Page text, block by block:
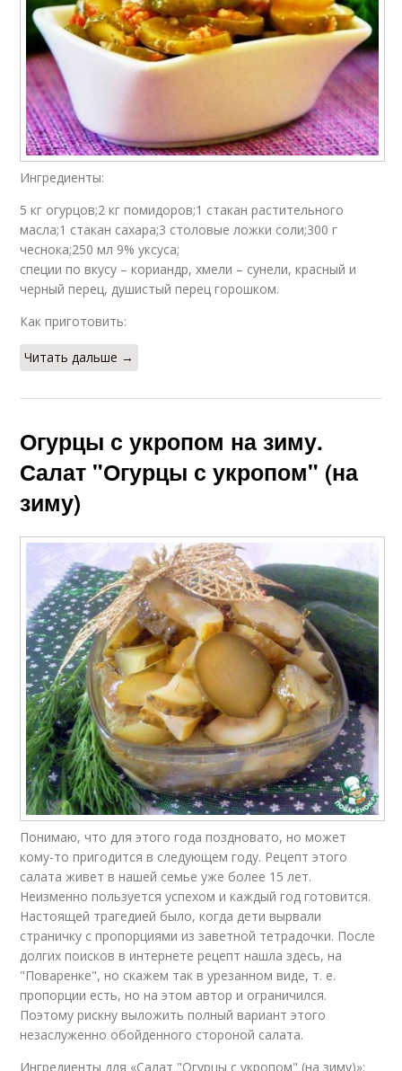
Ингредиенты:
5 кг огурцов;2 кг помидоров;1 стакан растительного
масла;1 стакан сахара;3 столовые ложки соли;300 г
чеснока;250 мл 9% уксуса;
специи по вкусу – кориандр, хмели – сунели, красный и
черный перец, душистый перец горошком.
Как приготовить:
Читать дальше →
Огурцы с укропом на зиму.
Салат "Огурцы с укропом" (на
зиму)
Понимаю, что для этого года поздновато, но может
кому-то пригодится в следующем году. Рецепт этого
салата живет в нашей семье уже более 15 лет.
Неизменно пользуется успехом и каждый год готовится.
Настоящей трагедией было, когда дети вырвали
страничку с пропорциями из заветной тетрадочки. После
долгих поисков в интернете рецепт нашла здесь, на
"Поваренке", но скажем так в урезанном виде, т. е.
пропорции есть, но на этом автор и ограничился.
Поэтому рискну выложить полный вариант этого
незаслуженно обойденного стороной салата.
Ингредиенты для «Салат "Огурцы с укропом" (на зиму)»: